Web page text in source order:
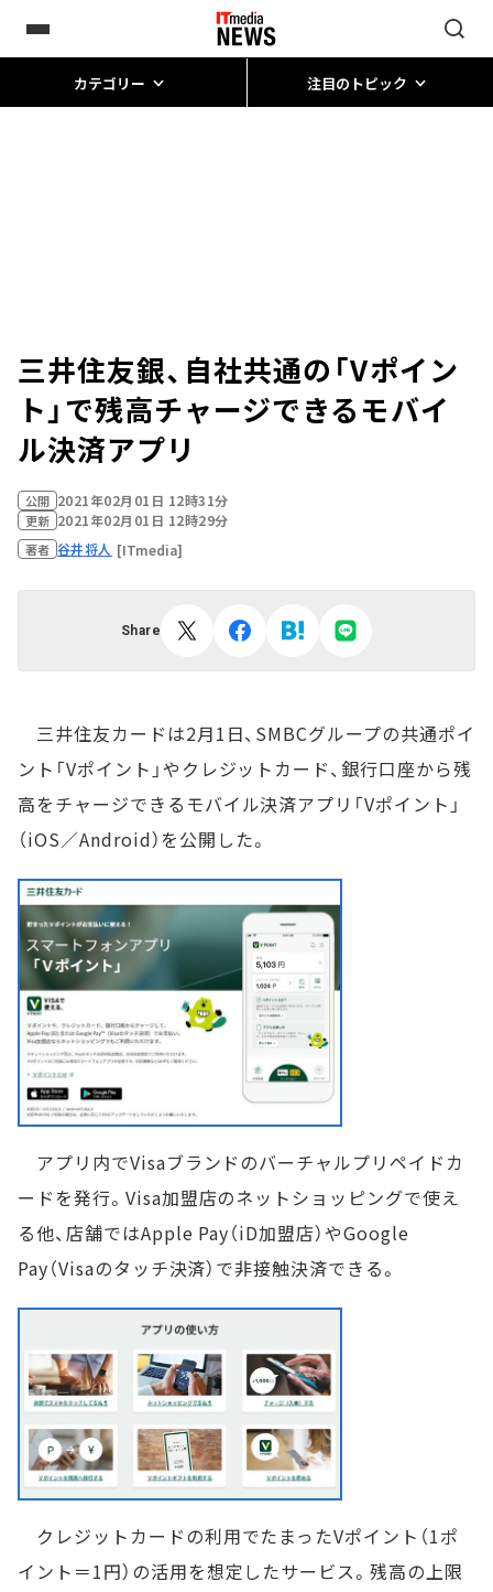
カテゴリー 注目のトピック
三井住友銀、自社共通の「Vポイン
ト」で残高チャージできるモバイ
ル決済アプリ
公開 2021年02月01日 12時31分
更新 2021年02月01日 12時29分
著者 谷井将人 [ITmedia]
Share
三井住友カードは2月1日、SMBCグループの共通ポイ
ント「Vポイント」やクレジットカード、銀行口座から残
高をチャージできるモバイル決済アプリ「Vポイント」
（iOS／Android）を公開した。
アプリ内でVisaブランドのバーチャルプリペイドカ
ードを発行。Visa加盟店のネットショッピングで使え
る他、店舗ではApple Pay（iD加盟店）やGoogle
Pay（Visaのタッチ決済）で非接触決済できる。
クレジットカードの利用でたまったVポイント（1ポ
イント＝1円）の活用を想定したサービス。残高の上限